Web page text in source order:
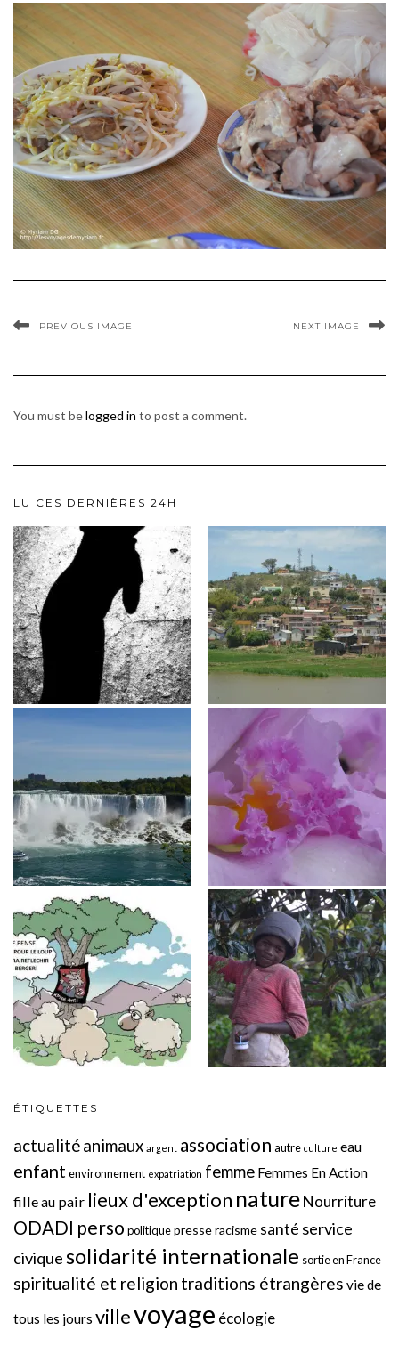
PREVIOUS IMAGE NEXT IMAGE
You must belogged in to post a comment.
LU CES DERNIÈRES 24H
ÉTIQUETTES
actualitéanimaux argent association autre culture eau
enfant environnement expatriation femme Femmes En Action
fille au pair lieux d'exception natureNourriture
ODADI perso politiquepresseracisme santé service
civiquesolidarité internationale sortie en France
spiritualité et religion traditions étrangères vie de
tous les jours villevoyage écologie